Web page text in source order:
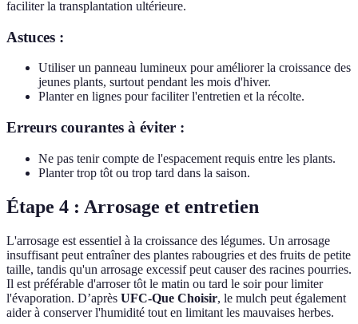
faciliter la transplantation ultérieure.
Astuces :
Utiliser un panneau lumineux pour améliorer la croissance des
jeunes plants, surtout pendant les mois d'hiver.
Planter en lignes pour faciliter l'entretien et la récolte.
Erreurs courantes à éviter :
Ne pas tenir compte de l'espacement requis entre les plants.
Planter trop tôt ou trop tard dans la saison.
Étape 4 : Arrosage et entretien
L'arrosage est essentiel à la croissance des légumes. Un arrosage
insuffisant peut entraîner des plantes rabougries et des fruits de petite
taille, tandis qu'un arrosage excessif peut causer des racines pourries.
Il est préférable d'arroser tôt le matin ou tard le soir pour limiter
l'évaporation. D’après UFC-Que Choisir, le mulch peut également
aider à conserver l'humidité tout en limitant les mauvaises herbes.